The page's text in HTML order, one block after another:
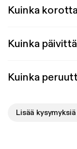
Kuinka
Kuinka
Kuinka
Lisää